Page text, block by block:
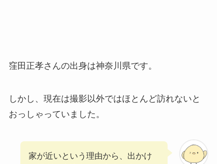
窪田正孝さんの出身は神奈川県です。
しかし、現在は撮影以外ではほとんど訪れないと
おっしゃっていました。
家が近いという理由から、出かけ